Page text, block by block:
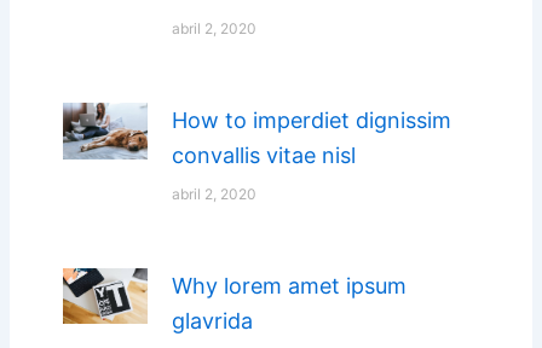
abril 2, 2020
How to imperdiet dignissim
convallis vitae nisl
abril 2, 2020
Why lorem amet ipsum
glavrida